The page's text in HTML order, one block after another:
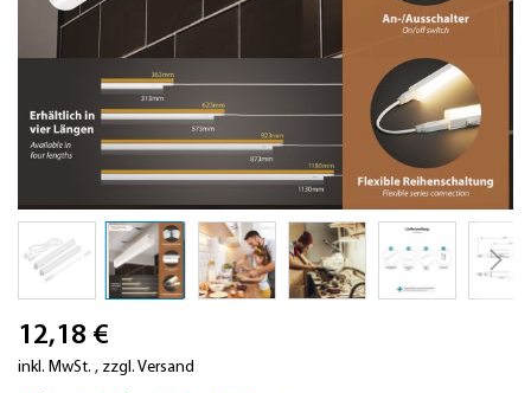
Anfang
der
12,18 €
inkl. MwSt. , zzgl. Versand